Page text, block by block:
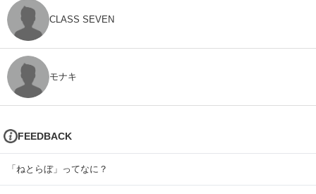
CLASS SEVEN
モナキ
FEEDBACK
「ねとらぼ」ってなに？